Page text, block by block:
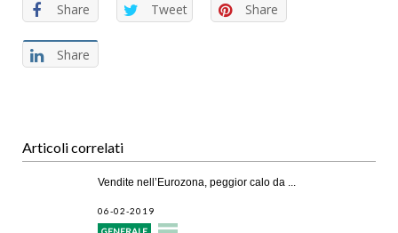
Share Tweet Share
Share
Articoli correlati
Vendite nell’Eurozona, peggior calo da ...
06-02-2019